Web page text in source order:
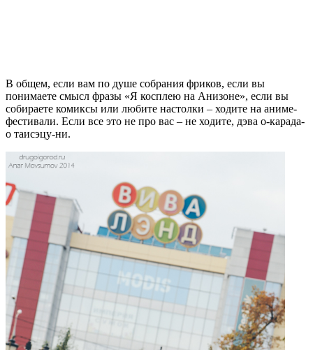
В общем, если вам по душе собрания фриков, если вы
понимаете смысл фразы «Я косплею на Анизоне», если вы
собираете комиксы или любите настолки – ходите на аниме-
фестивали. Если все это не про вас – не ходите, дэва о-карада-
о таисэцу-ни.